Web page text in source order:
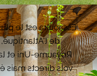
des villes côtières
touristes du
bénéficient de
avec un nombre